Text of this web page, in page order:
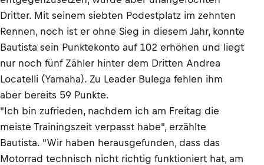
Dritter. Mit seinem siebten Podestplatz im zehnten
Rennen, noch ist er ohne Sieg in diesem Jahr, konnte
Bautista sein Punktekonto auf 102 erhöhen und liegt
nur noch fünf Zähler hinter dem Dritten Andrea
Locatelli (Yamaha). Zu Leader Bulega fehlen ihm
aber bereits 59 Punkte.
"Ich bin zufrieden, nachdem ich am Freitag die
meiste Trainingszeit verpasst habe", erzählte
Bautista. "Wir haben herausgefunden, dass das
Motorrad technisch nicht richtig funktioniert hat, am